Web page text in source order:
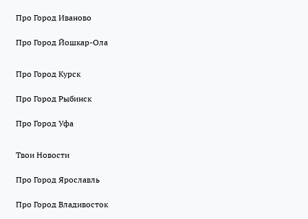
Про Город Иваново
Про Город Йошкар-Ола
Про Город Курск
Про Город Рыбинск
Про Город Уфа
Твои Новости
Про Город Ярославль
Про Город Владивосток